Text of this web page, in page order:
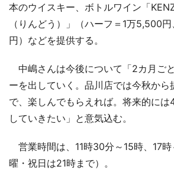
本のウイスキー、ボトルワイン「
（りんどう）」（ハーフ＝1万5,500
円）などを提供する。
中嶋さんは今後について「2カ月ご
ーを出していく。品川店では今秋から
で、楽しんでもらえれば。将来的に
していきたい」と意気込む。
営業時間は、11時30分～15時、17
曜・祝日は21時まで）。